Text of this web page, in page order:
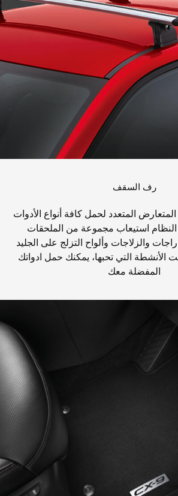
رف السقف
المتعدد لحمل كافة أنواع الأدوات
استيعاب مجموعة من الملحقات
والزلاجات وألواح التزلج على الجليد
الأنشطة التي تحبها، يمكنك حمل ادواتك
المفضلة معك